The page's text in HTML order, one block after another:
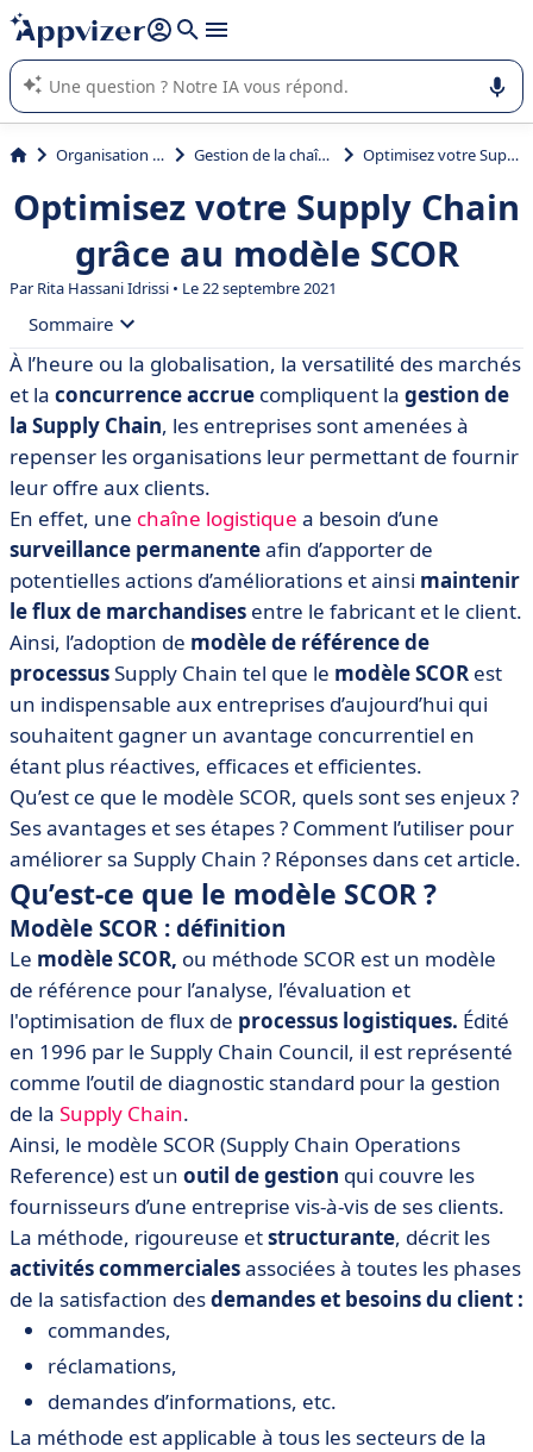
répondre (plusieurs lignes avec
L'IA de Appvizer vous guide dans l'utilisation ou la sélection de
logiciel SaaS en entreprise.
Organisation et planification Gestion de la chaîne logistique (SCM) Optimisez votre Supply Chain grâce au modèle SCOR
Optimisez votre Supply Chain
grâce au modèle SCOR
ParRita Hassani Idrissi • Le 22 septembre 2021
Sommaire
• Qu’est-ce que le modèle SCOR ?
• Les différents niveaux du modèle SCOR
• Application du modèle SCOR sur la Supply chain
• Le modèle SCOR, un véritable outil de développement
produit
À l’heure ou la globalisation, la versatilité des marchés
et la concurrence accrue compliquent la gestion de
la Supply Chain, les entreprises sont amenées à
repenser les organisations leur permettant de fournir
leur offre aux clients.
En effet, une chaîne logistique a besoin d’une
surveillance permanenteafin d’apporter de
potentielles actions d’améliorations et ainsi maintenir
le flux de marchandises entre le fabricant et le client.
Ainsi, l’adoption de modèle de référence de
processusSupply Chain tel que le modèle SCOR est
un indispensable aux entreprises d’aujourd’hui qui
souhaitent gagner un avantage concurrentiel en
étant plus réactives, efficaces et efficientes.
Qu’est ce que le modèle SCOR, quels sont ses enjeux ?
Ses avantages et ses étapes ? Comment l’utiliser pour
améliorer sa Supply Chain ? Réponses dans cet article.
Qu’est-ce que le modèle SCOR ?
Modèle SCOR : définition
Le modèle SCOR, ou méthode SCOR est un modèle
de référence pour l’analyse, l’évaluation et
l'optimisation de flux de processus logistiques. Édité
en 1996 par le Supply Chain Council, il est représenté
comme l’outil de diagnostic standard pour la gestion
de la Supply Chain.
Ainsi, le modèle SCOR (Supply Chain Operations
Reference) est un outil de gestion qui couvre les
fournisseurs d’une entreprise vis-à-vis de ses clients.
La méthode, rigoureuse etstructurante, décrit les
activités commercialesassociées à toutes les phases
de la satisfaction desdemandes et besoins du client :
commandes,
réclamations,
demandes d’informations, etc.
La méthode est applicable à tous les secteurs de la